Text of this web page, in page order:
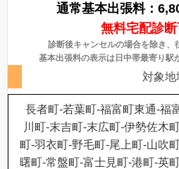
通常基本出張料：
無料宅配診断
診断後キャンセルの場合を除き、
基本出張料の表示は日中帯最寄り駅
対象地
長者町-若葉町-福富町東通-福
川町-末吉町-末広町-伊勢佐木
町-羽衣町-野毛町-尾上町-山吹
曙町-常盤町-富士見町-港町-英